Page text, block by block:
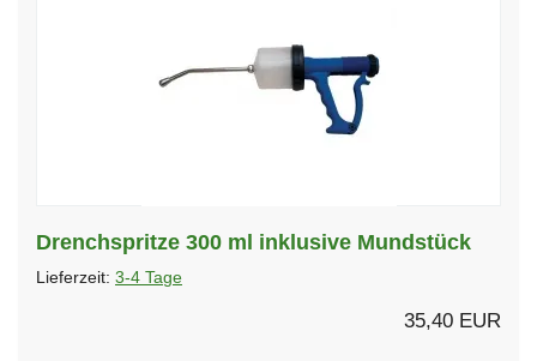
Drenchspritze 300 ml inklusive Mundstück
Lieferzeit: 3-4 Tage
35,40 EUR